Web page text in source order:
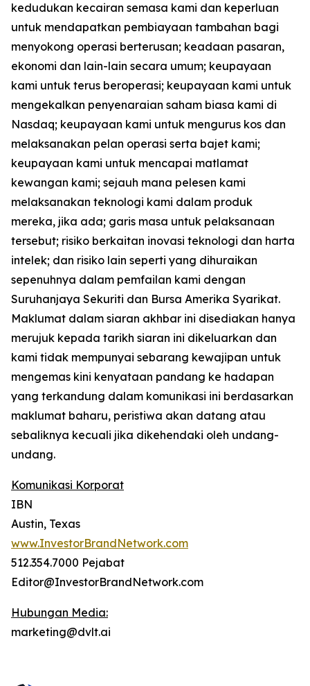
kedudukan kecairan semasa kami dan keperluan
untuk mendapatkan pembiayaan tambahan bagi
menyokong operasi berterusan; keadaan pasaran,
ekonomi dan lain-lain secara umum; keupayaan
kami untuk terus beroperasi; keupayaan kami untuk
mengekalkan penyenaraian saham biasa kami di
Nasdaq; keupayaan kami untuk mengurus kos dan
melaksanakan pelan operasi serta bajet kami;
keupayaan kami untuk mencapai matlamat
kewangan kami; sejauh mana pelesen kami
melaksanakan teknologi kami dalam produk
mereka, jika ada; garis masa untuk pelaksanaan
tersebut; risiko berkaitan inovasi teknologi dan harta
intelek; dan risiko lain seperti yang dihuraikan
sepenuhnya dalam pemfailan kami dengan
Suruhanjaya Sekuriti dan Bursa Amerika Syarikat.
Maklumat dalam siaran akhbar ini disediakan hanya
merujuk kepada tarikh siaran ini dikeluarkan dan
kami tidak mempunyai sebarang kewajipan untuk
mengemas kini kenyataan pandang ke hadapan
yang terkandung dalam komunikasi ini berdasarkan
maklumat baharu, peristiwa akan datang atau
sebaliknya kecuali jika dikehendaki oleh undang-
undang.
Komunikasi Korporat
IBN
Austin, Texas
www.InvestorBrandNetwork.com
512.354.7000 Pejabat
Editor@InvestorBrandNetwork.com
Hubungan Media:
marketing@dvlt.ai